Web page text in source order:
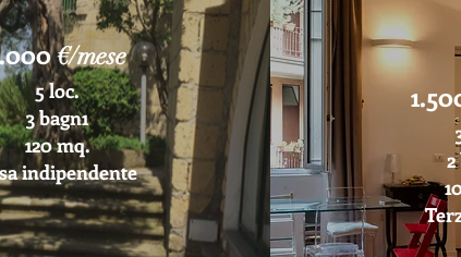
€/mese
5 loc.
3 bagn1
120 mq.
indipendente